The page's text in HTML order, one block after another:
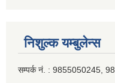
निशुल्क यम्बुलेन्स
सम्पर्क नं. : 9855050245,